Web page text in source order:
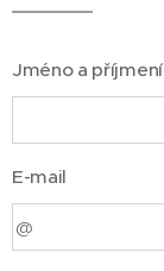
Jméno a příjmení
E-mail